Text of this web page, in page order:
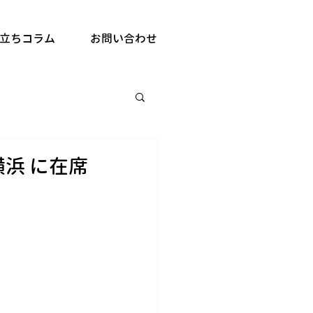
ちコラム お問い合わせ
に在席